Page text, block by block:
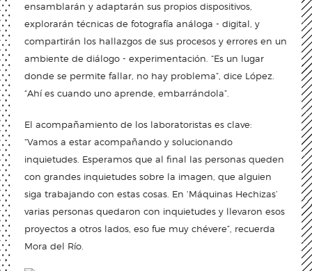
ensamblarán y adaptarán sus propios dispositivos,
explorarán técnicas de fotografía análoga - digital, y
compartirán los hallazgos de sus procesos y errores en un
ambiente de diálogo - experimentación. “Es un lugar
donde se permite fallar, no hay problema”, dice López.
“Ahí es cuando uno aprende, embarrándola”.
El acompañamiento de los laboratoristas es clave:
“Vamos a estar acompañando y solucionando
inquietudes. Esperamos que al final las personas queden
con grandes inquietudes sobre la imagen, que alguien
siga trabajando con estas cosas. En ‘Máquinas Hechizas’
varias personas quedaron con inquietudes y llevaron esos
proyectos a otros lados, eso fue muy chévere”, recuerda
Mora del Río.